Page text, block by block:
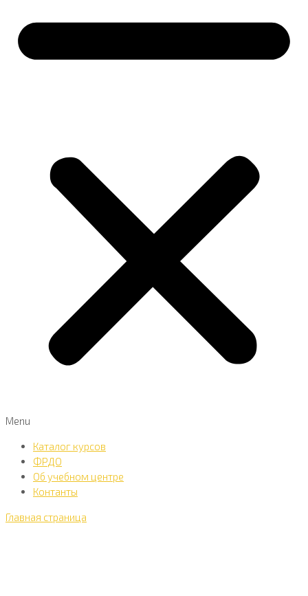
Menu
Каталог курсов
ФРДО
Об учебном центре
Контанты
Главная страница